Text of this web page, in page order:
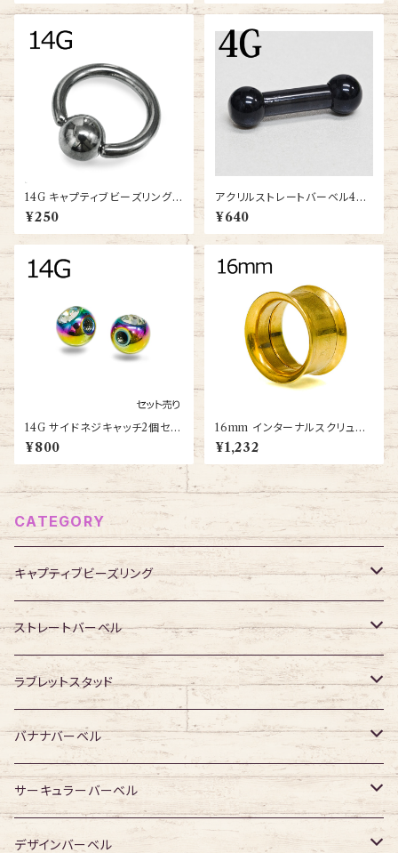
14G キャプティブビーズリング
(BC-ST001-14G-SS)
¥250
アクリルストレートバーベル4G
(uv-bb001-4g)
¥640
14G サイドネジキャッチ2個セッ
ト(SIDE-TH-14G-RA-BA)
¥800
16mm インターナルスクリュー
ダブルフレアアイレット(PDFT-
16m-GP-BA)
¥1,232
CATEGORY
キャプティブビーズリング
316Lサージカルステンレス
ジュエル無し
ジュエル有り
サージカルチタン
ジュエル無し
ジュエル有り
アクリル・その他
ストレートバーベル
316Lサージカルステンレス
ジュエル無し
ジュエル有り
サージカルチタン
ジュエル無し
ジュエル有り
アクリル・その他
ラブレットスタッド
316Lサージカルステンレス
ジュエル無し
ジュエル有り
サージカルチタン
ジュエル無し
アクリル・その他
バナナバーベル
316Lサージカルステンレス
ジュエル無し
サージカルチタン
サーキュラーバーベル
316Lサージカルステンレス
デザインバーベル